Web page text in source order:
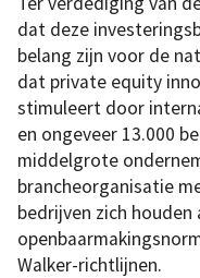
dat deze
belang zijn voor de
dat private equity
stimuleert door
en ongeveer 13.000
middelgrote
brancheorganisatie
bedrijven zich
Walker-richtlijnen.